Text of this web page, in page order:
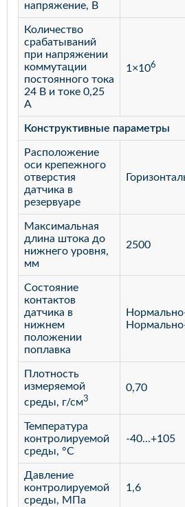
напряжение, В
Количество
срабатываний
при напряжении
коммутации
постоянного тока
24 В и токе 0,25
А
1×106
Конструктивные параметры
Расположение
оси крепежного
отверстия
датчика в
резервуаре
Максимальная
длина штока до
нижнего уровня,
мм
2500
Состояние
контактов
датчика в
нижнем
положении
поплавка
Плотность
измеряемой
среды, г/см3
0,70
Температура
контролируемой
среды, °С
-40...+105
Давление
контролируемой
среды, МПа
1,6